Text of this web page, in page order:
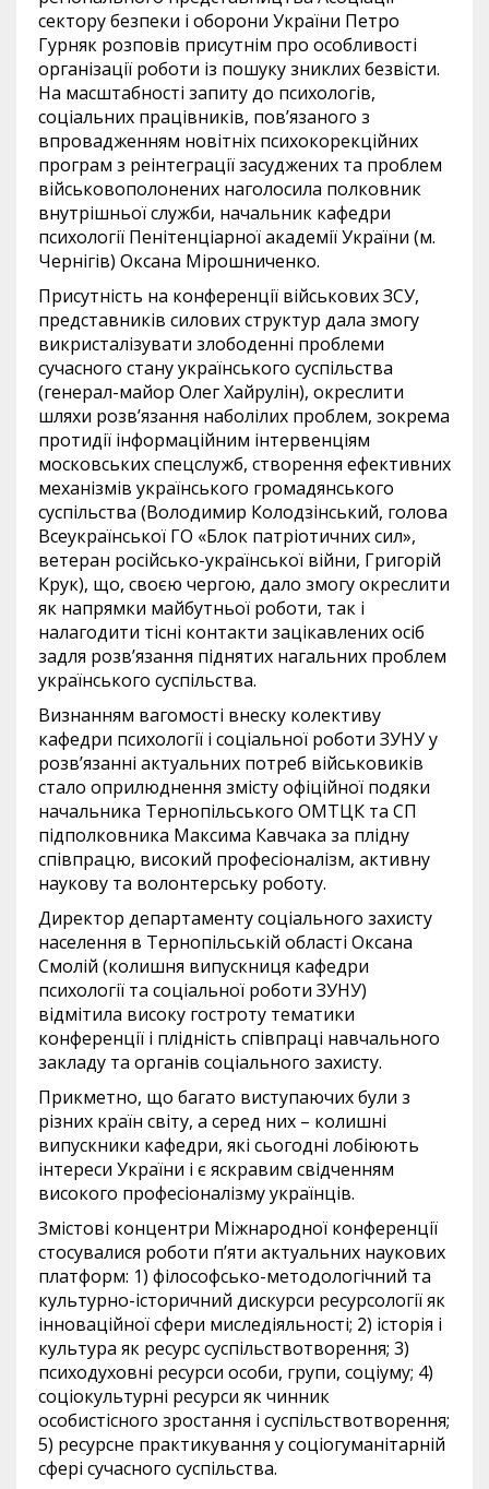
сектору безпеки і оборони України Петро
Гурняк розповів присутнім про особливості
організації роботи із пошуку зниклих безвісти.
На масштабності запиту до психологів,
соціальних працівників, пов’язаного з
впровадженням новітніх психокорекційних
програм з реінтеграції засуджених та проблем
військовополонених наголосила полковник
внутрішньої служби, начальник кафедри
психології Пенітенціарної академії України (м.
Чернігів) Оксана Мірошниченко.
Присутність на конференції військових ЗСУ,
представників силових структур дала змогу
викристалізувати злободенні проблеми
сучасного стану українського суспільства
(генерал-майор Олег Хайрулін), окреслити
шляхи розв’язання наболілих проблем, зокрема
протидії інформаційним інтервенціям
московських спецслужб, створення ефективних
механізмів українського громадянського
суспільства (Володимир Колодзінський, голова
Всеукраїнської ГО «Блок патріотичних сил»,
ветеран російсько-української війни, Григорій
Крук), що, своєю чергою, дало змогу окреслити
як напрямки майбутньої роботи, так і
налагодити тісні контакти зацікавлених осіб
задля розв’язання піднятих нагальних проблем
українського суспільства.
Визнанням вагомості внеску колективу
кафедри психології і соціальної роботи ЗУНУ у
розв’язанні актуальних потреб військовиків
стало оприлюднення змісту офіційної подяки
начальника Тернопільського ОМТЦК та СП
підполковника Максима Кавчака за плідну
співпрацю, високий професіоналізм, активну
наукову та волонтерську роботу.
Директор департаменту соціального захисту
населення в Тернопільській області Оксана
Смолій (колишня випускниця кафедри
психології та соціальної роботи ЗУНУ)
відмітила високу гостроту тематики
конференції і плідність співпраці навчального
закладу та органів соціального захисту.
Прикметно, що багато виступаючих були з
різних країн світу, а серед них – колишні
випускники кафедри, які сьогодні лобіюють
інтереси України і є яскравим свідченням
високого професіоналізму українців.
Змістові концентри Міжнародної конференції
стосувалися роботи п’яти актуальних наукових
платформ: 1) філософсько-методологічний та
культурно-історичний дискурси ресурсології як
інноваційної сфери миследіяльності; 2) історія і
культура як ресурс суспільствотворення; 3)
психодуховні ресурси особи, групи, соціуму; 4)
соціокультурні ресурси як чинник
особистісного зростання і суспільствотворення;
5) ресурсне практикування у соціогуманітарній
сфері сучасного суспільства.